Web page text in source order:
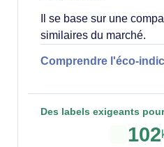
Il se base sur une
similaires du marché.
Comprendre l'éco-
Des labels exigeants
102